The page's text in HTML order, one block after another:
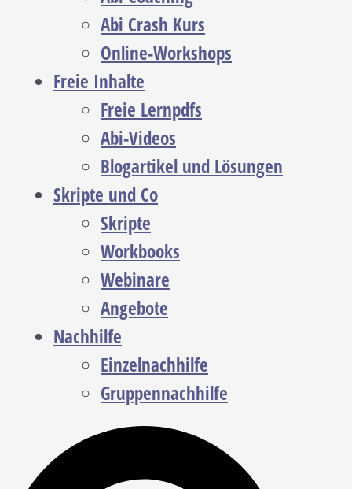
Abi Crash Kurs
Online-Workshops
Freie Inhalte
Freie Lernpdfs
Abi-Videos
Blogartikel und Lösungen
Skripte und Co
Skripte
Workbooks
Webinare
Angebote
Nachhilfe
Einzelnachhilfe
Gruppennachhilfe